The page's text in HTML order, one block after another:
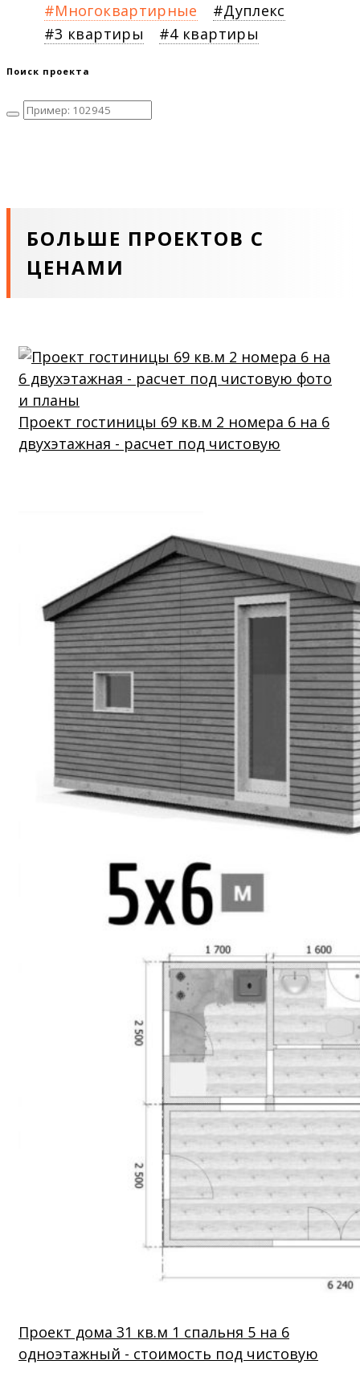
Многоквартирные
Дуплекс
3 квартиры
4 квартиры
Поиск проекта
БОЛЬШЕ ПРОЕКТОВ С
ЦЕНАМИ
Проект гостиницы 69 кв.м 2 номера 6 на 6
двухэтажная - расчет под чистовую
Проект дома 31 кв.м 1 спальня 5 на 6
одноэтажный - стоимость под чистовую